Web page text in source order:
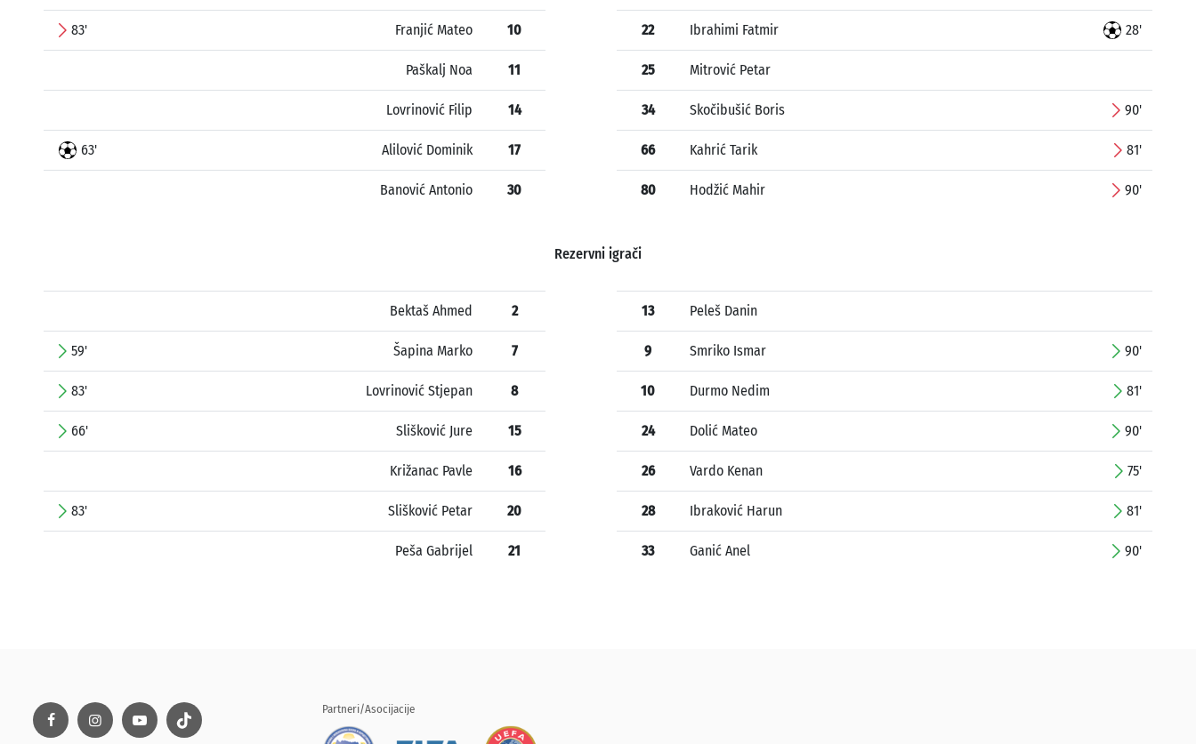
83' Franjić Mateo 10
Paškalj Noa 11
Lovrinović Filip 14
63' Alilović Dominik 17
Banović Antonio 30
22 Ibrahimi Fatmir 28'
25 Mitrović Petar
34 Skočibušić Boris 90'
66 Kahrić Tarik 81'
80 Hodžić Mahir 90'
Rezervni igrači
Bektaš Ahmed 2
59' Šapina Marko 7
83' Lovrinović Stjepan 8
66' Slišković Jure 15
Križanac Pavle 16
83' Slišković Petar 20
Peša Gabrijel 21
13 Peleš Danin
9 Smriko Ismar 90'
10 Durmo Nedim 81'
24 Dolić Mateo 90'
26 Vardo Kenan 75'
28 Ibraković Harun 81'
33 Ganić Anel 90'
Partneri/Asocijacije